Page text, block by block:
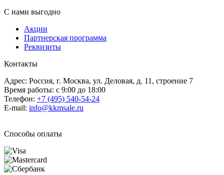
С нами выгодно
Акции
Партнерская программа
Реквизиты
Контакты
Адрес: Россия, г. Москва, ул. Деловая, д. 11, строение 7
Время работы: с 9:00 до 18:00
Телефон: +7 (495) 540-54-24
E-mail: info@kkmsale.ru
Способы оплаты